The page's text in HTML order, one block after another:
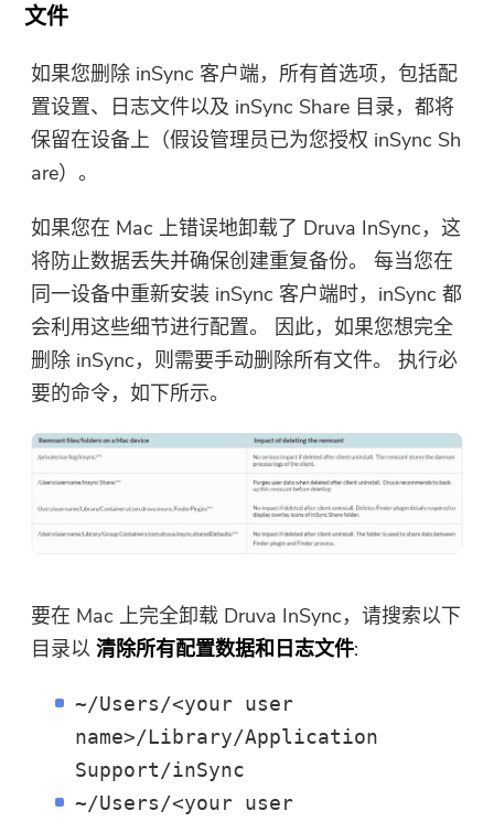
文件
如果您删除 inSync 客户端，所有首选项，包括配
置设置、日志文件以及 inSync Sh​​are 目录，都将
保留在设备上（假设管理员已为您授权 inSync Sh​​
are）。
如果您在 Mac 上错误地卸载了 Druva InSync，这
将防止数据丢失并确保创建重复备份。 每当您在
同一设备中重新安装 inSync 客户端时，inSync 都
会利用这些细节进行配置。 因此，如果您想完全
删除 inSync，则需要手动删除所有文件。 执行必
要的命令，如下所示。
要在 Mac 上完全卸载 Druva InSync，请搜索以下
目录以清除所有配置数据和日志文件:
~/Users/<your user
name>/Library/Application
Support/inSync
~/Users/<your user
你几乎完成。
订阅我们关于 iMyMac 应用程序
的最佳交易和新闻。
温馨提示
这个软件只能是这个软件只能在
接和优惠券代码。 如需购买软
件，请点击商店.
请输入一个有效的电子邮件地址。